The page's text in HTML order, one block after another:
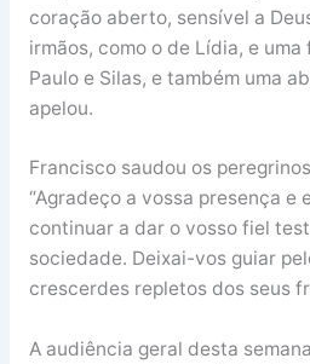
coração aberto, sensível a
irmãos, como o de Lídia, e
Paulo e Silas, e também uma
apelou.
Francisco saudou os
“Agradeço a vossa presença e
continuar a dar o vosso fiel
sociedade. Deixai-vos guiar
crescerdes repletos dos seus
A audiência geral desta